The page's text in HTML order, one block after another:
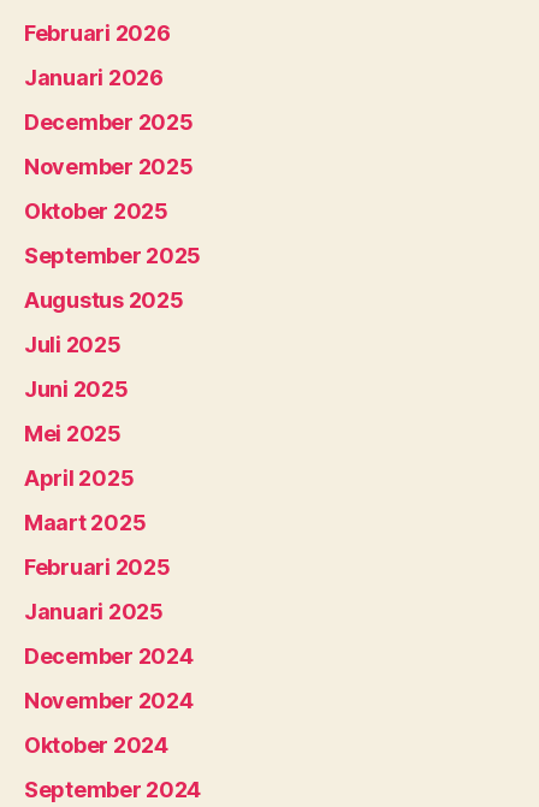
Februari 2026
Januari 2026
December 2025
November 2025
Oktober 2025
September 2025
Augustus 2025
Juli 2025
Juni 2025
Mei 2025
April 2025
Maart 2025
Februari 2025
Januari 2025
December 2024
November 2024
Oktober 2024
September 2024